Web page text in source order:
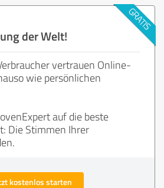
der Welt!
vertrauen Online-
wie persönlichen
auf die beste
Die Stimmen Ihrer
kostenlos starten